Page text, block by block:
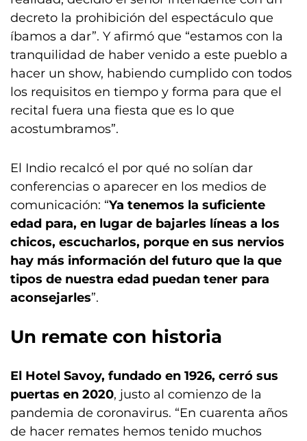
decreto la prohibición del espectáculo que
íbamos a dar”. Y afirmó que “estamos con la
tranquilidad de haber venido a este pueblo a
hacer un show, habiendo cumplido con todos
los requisitos en tiempo y forma para que el
recital fuera una fiesta que es lo que
acostumbramos”.
El Indio recalcó el por qué no solían dar
conferencias o aparecer en los medios de
comunicación: “Ya tenemos la suficiente
edad para, en lugar de bajarles líneas a los
chicos, escucharlos, porque en sus nervios
hay más información del futuro que la que
tipos de nuestra edad puedan tener para
aconsejarles”.
Un remate con historia
El Hotel Savoy, fundado en 1926, cerró sus
puertas en 2020, justo al comienzo de la
pandemia de coronavirus. “En cuarenta años
de hacer remates hemos tenido muchos